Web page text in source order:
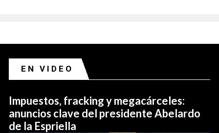
EN VIDEO
Impuestos, fracking y megacárceles:
anuncios clave del presidente Abelardo
de la Espriella